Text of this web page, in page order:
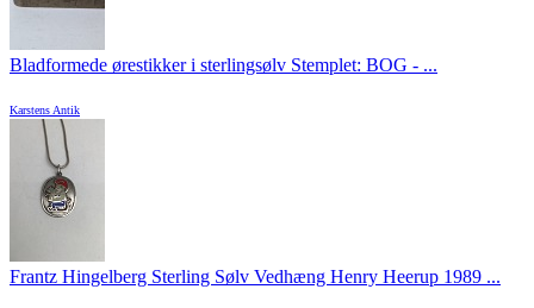
Bladformede ørestikker i sterlingsølv Stemplet: BOG - ...
Karstens Antik
Frantz Hingelberg Sterling Sølv Vedhæng Henry Heerup 1989 ...